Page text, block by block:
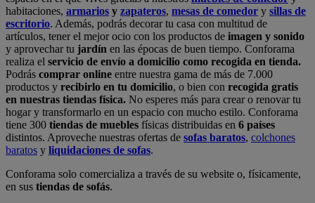
habitaciones, armarios y zapateros, mesas de comedor y sillas de
escritorio. Además, podrás decorar tu casa con multitud de
artículos, tener el mejor ocio con los productos de imagen y sonido
y aprovechar tu jardín en las épocas de buen tiempo. Conforama
realiza el servicio de envío a domicilio como recogida en tienda.
Podrás comprar online entre nuestra gama de más de 7.000
productos y recibirlo en tu domicilio, o bien con recogida gratis
en nuestras tiendas física. No esperes más para crear o renovar tu
hogar y transformarlo en un espacio con mucho estilo. Conforama
tiene 300 tiendas de muebles físicas distribuidas en 6 países
distintos. Aproveche nuestras ofertas de sofas baratos, colchones
baratos y liquidaciones de sofas.
Conforama solo comercializa a través de su website o, físicamente,
en sus tiendas de sofás.